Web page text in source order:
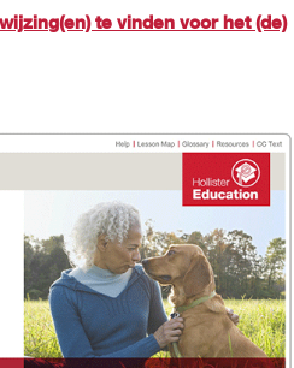
te vinden voor het (de)